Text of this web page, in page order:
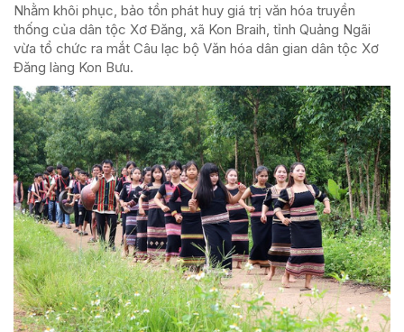
Nhằm khôi phục, bảo tồn phát huy giá trị văn hóa truyền
thống của dân tộc Xơ Đăng, xã Kon Braih, tỉnh Quảng Ngãi
vừa tổ chức ra mắt Câu lạc bộ Văn hóa dân gian dân tộc Xơ
Đăng làng Kon Bưu.